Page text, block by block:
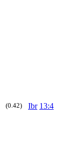
(0.42) Ibr 13:4